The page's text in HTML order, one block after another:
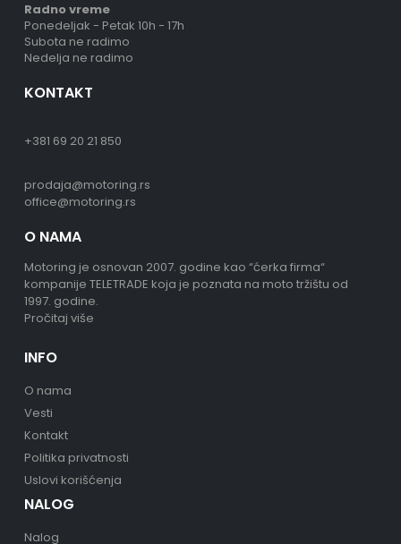
Radno vreme
Ponedeljak - Petak 10h - 17h
Subota ne radimo
Nedelja ne radimo
KONTAKT
+381 69 20 21 850
prodaja@motoring.rs
office@motoring.rs
O NAMA
Motoring je osnovan 2007. godine kao “ćerka firma“
kompanije TELETRADE koja je poznata na moto tržištu od
1997. godine.
Pročitaj više
INFO
O nama
Vesti
Kontakt
Politika privatnosti
Uslovi korišćenja
NALOG
Nalog